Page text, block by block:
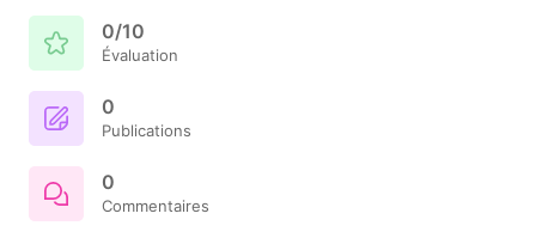
0/10
Évaluation
0
Publications
0
Commentaires